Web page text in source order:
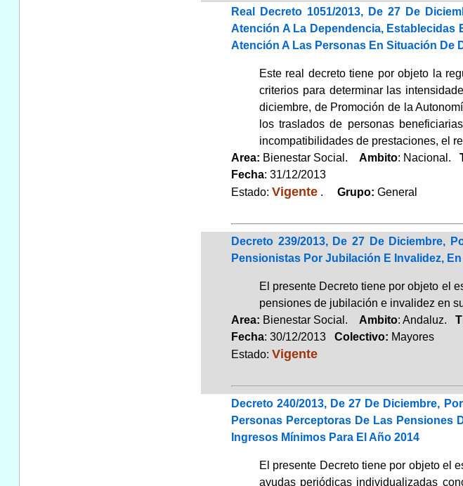
Real Decreto 1051/2013, De 27 De
Atención A La Dependencia, Establecidas
Atención A Las Personas En Situación De
Este real decreto tiene por objeto la
criterios para determinar las
diciembre, de Promoción de la
los traslados de personas
incompatibilidades de prestaciones, el
Area: Bienestar Social. Ambito: Nacional.
Fecha: 31/12/2013
Estado: Vigente. Grupo: General
Decreto 239/2013, De 27 De Diciembre,
Pensionistas Por Jubilación E Invalidez,
El presente Decreto tiene por objeto el
pensiones de jubilación e invalidez en
Area: Bienestar Social. Ambito: Andaluz.
Fecha: 30/12/2013Colectivo: Mayores
Estado: Vigente
Decreto 240/2013, De 27 De Diciembre,
Personas Perceptoras De Las Pensiones
Ingresos Mínimos Para El Año 2014
El presente Decreto tiene por objeto el
ayudas periódicas individualizadas